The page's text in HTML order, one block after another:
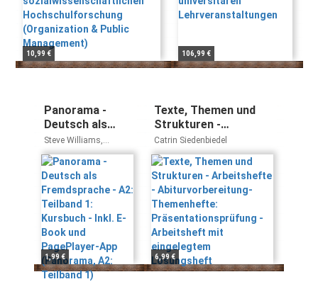
Management)
10,99 € 106,99 €
Panorama -
Deutsch als
Fremdsprache -
A2: Teilband 1:
Kursbuch - Inkl.
E-Book und
PagePlayer-App
(Panorama, A2:
Teilband 1)
Steve Williams,
Friederike Jin, Andrea
Finster, Verena Paar-
Grünbichler, Dagmar
Giersberg
1,99 €
Texte, Themen und
Strukturen -
Arbeitshefte -
Abiturvorbereitung-
Themenhefte:
Präsentationsprüfung
- Arbeitsheft mit
eingelegtem
Lösungsheft
Catrin Siedenbiedel
6,99 €